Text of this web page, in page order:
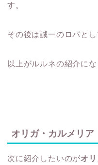
す。
その後は誠一のロバと
以上がルルネの紹介にな
オリガ・カルメリア
次に紹介したいのがオ